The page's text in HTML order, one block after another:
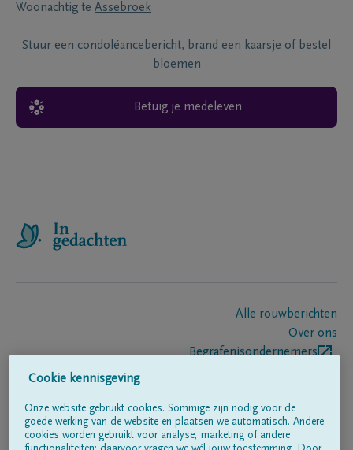
Woonachtig te Assebroek
Stuur een condoléancebericht, brand een kaarsje of bestel
bloemen
Betuig je medeleven
Alle rouwberichten
Over ons
Begrafenisondernemers
Volg ons op
Cookie kennisgeving
Onze website gebruikt cookies. Sommige zijn nodig voor de
goede werking van de website en plaatsen we automatisch. Andere
cookies worden gebruikt voor analyse, marketing of andere